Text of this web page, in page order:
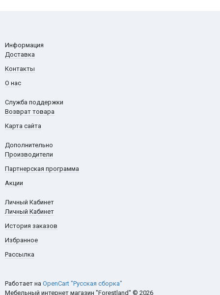
Информация
Доставка
Контакты
О нас
Служба поддержки
Возврат товара
Карта сайта
Дополнительно
Производители
Партнерская программа
Акции
Личный Кабинет
Личный Кабинет
История заказов
Избранное
Рассылка
Работает на OpenCart "Русская сборка"
Мебельный интернет магазин "Forestland" © 2026